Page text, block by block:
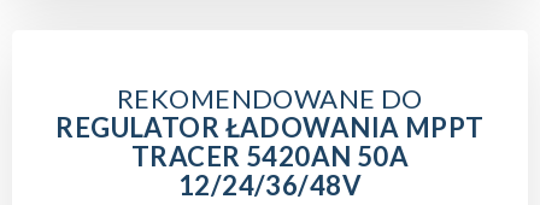
REKOMENDOWANE DO
REGULATOR ŁADOWANIA MPPT
TRACER 5420AN 50A
12/24/36/48V